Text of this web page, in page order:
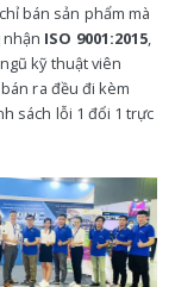
bán sản phẩm mà
ISO 9001:2015,
kỹ thuật viên
ra đều đi kèm
sách lỗi 1 đổi 1 trực